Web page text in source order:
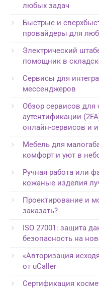
любых задач
Быстрые и
провайдеры для
Электрический
помощник в
Сервисы для
мессенджеров
Обзор сервисов для
аутентификации
онлайн-сервисов и
Мебель для
комфорт и уют в
Ручная работа или
кожаные изделия
Проектирование и
заказать?
ISO 27001: защита
безопасность на
«Авторизация
от uCaller
Сертификация